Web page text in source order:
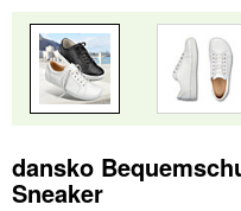
dansko
Sneaker